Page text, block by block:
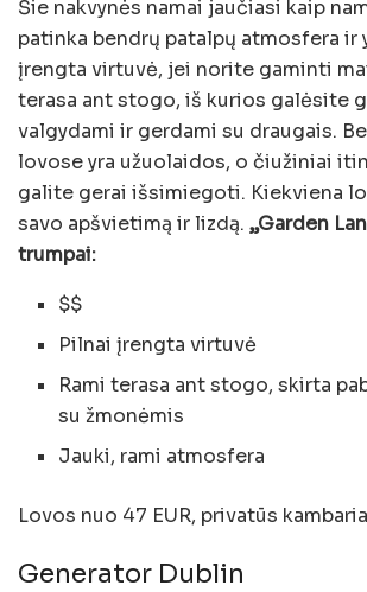
Šie nakvynės namai jaučiasi kaip
patinka bendrų patalpų atmosfera ir
įrengta virtuvė, jei norite gaminti
terasa ant stogo, iš kurios galėsite
valgydami ir gerdami su draugais.
lovose yra užuolaidos, o čiužiniai
galite gerai išsimiegoti. Kiekviena
savo apšvietimą ir lizdą. „Garden
trumpai:
$$
Pilnai įrengta virtuvė
Rami terasa ant stogo, skirta
su žmonėmis
Jauki, rami atmosfera
Lovos nuo 47 EUR, privatūs
Generator Dublin